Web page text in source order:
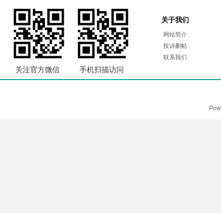
关注官方微信 手机扫描访问
关于我们
网站简介
投诉删帖
联系我们